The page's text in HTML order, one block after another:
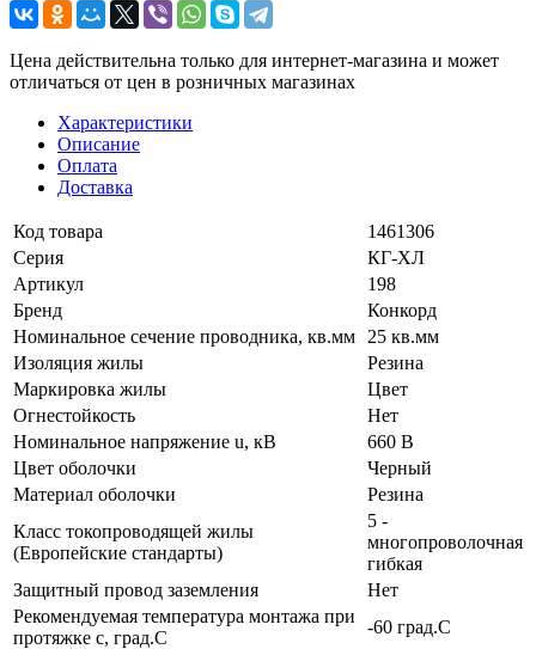
Цена действительна только для интернет-магазина и может
отличаться от цен в розничных магазинах
Характеристики
Описание
Оплата
Доставка
Код товара
1461306
Серия
КГ-ХЛ
Артикул
198
Бренд
Конкорд
Номинальное сечение проводника, кв.мм
25 кв.мм
Изоляция жилы
Резина
Маркировка жилы
Цвет
Огнестойкость
Нет
Номинальное напряжение u, кВ
660 В
Цвет оболочки
Черный
Материал оболочки
Резина
Класс токопроводящей жилы
(Европейские стандарты)
5 -
многопроволочная
гибкая
Защитный провод заземления
Нет
Рекомендуемая температура монтажа при
протяжке с, град.C
-60 град.C